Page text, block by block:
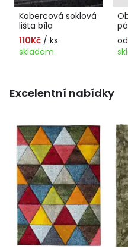
Kobercová soklová
lišta bíla
110Kč / ks
skladem
od
Excelentní nabídky